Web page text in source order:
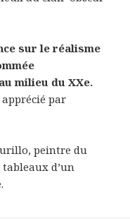
sur le réalisme
milieu du XXe.
par
peintre du
tableaux d’un